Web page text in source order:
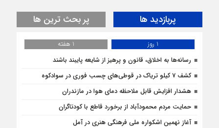
پربازدید ها پر بحث ترین ها
1 روز
1 هفته
رسانه‌ها به اخلاق، قانون و پرهیز از شایعه پایبند باشند
کشف 7 کیلو تریاک در قوطی‌‌های چسب فوری در سوادکوه
هشدار افزایش قابل ملاحظه دمای هوا در مازندران
حمایت مردم محمودآباد از برخورد قاطع با کودتاگران
آغاز نهمین اشکواره ملی فرهنگی هنری در آمل